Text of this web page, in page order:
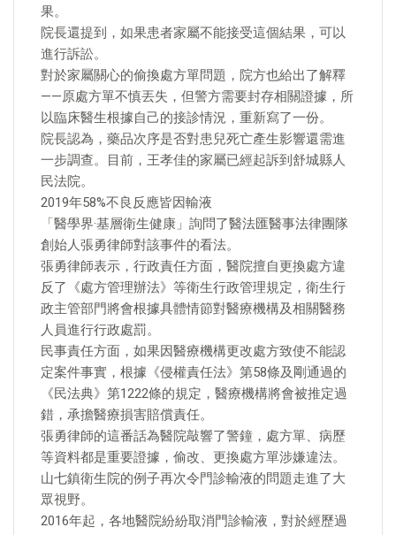
果。
院長還提到，如果患者家屬不能接受這個結果，可以
進行訴訟。
對於家屬關心的偷換處方單問題，院方也給出了解釋
——原處方單不慎丟失，但警方需要封存相關證據，所
以臨床醫生根據自己的接診情況，重新寫了一份。
院長認為，藥品次序是否對患兒死亡產生影響還需進
一步調查。目前，王孝佳的家屬已經起訴到舒城縣人
民法院。
2019年58%不良反應皆因輸液
「醫學界·基層衛生健康」詢問了醫法匯醫事法律團隊
創始人張勇律師對該事件的看法。
張勇律師表示，行政責任方面，醫院擅自更換處方違
反了《處方管理辦法》等衛生行政管理規定，衛生行
政主管部門將會根據具體情節對醫療機構及相關醫務
人員進行行政處罰。
民事責任方面，如果因醫療機構更改處方致使不能認
定案件事實，根據《侵權責任法》第58條及剛通過的
《民法典》第1222條的規定，醫療機構將會被推定過
錯，承擔醫療損害賠償責任。
張勇律師的這番話為醫院敲響了警鐘，處方單、病歷
等資料都是重要證據，偷改、更換處方單涉嫌違法。
山七鎮衛生院的例子再次令門診輸液的問題走進了大
眾視野。
2016年起，各地醫院紛紛取消門診輸液，對於經歷過